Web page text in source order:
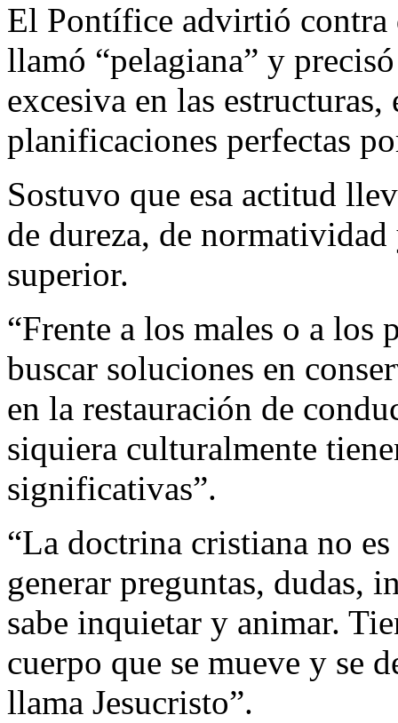
El Pontífice advirtió contra
llamó “pelagiana” y
excesiva en las
planificaciones perfectas
Sostuvo que esa actitud
de dureza, de
superior.
“Frente a los males o a
buscar soluciones en
en la restauración de
siquiera culturalmente
significativas”.
“La doctrina cristiana no
generar preguntas, dudas,
sabe inquietar y animar.
cuerpo que se mueve y se
llama Jesucristo”.